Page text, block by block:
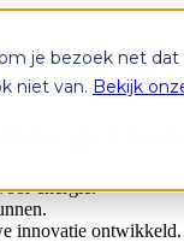
je bezoek net
niet van. Bekijk
energie.
innovatie ontwikkeld.